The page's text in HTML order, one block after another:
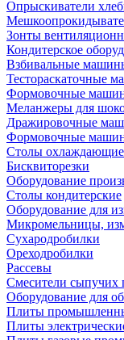
Опрыскиватели
Зонты
Кондитерское
Взбивальные
Тестораскаточные
Формовочные
Меланжеры для
Дражировочные
Формовочные
Столы охлаждающие
Бисквиторезки
Оборудование
Столы кондитерские
Оборудование для
Микромельницы,
Сухародробилки
Ореходробилки
Рассевы
Смесители сыпучих
Оборудование для
Плиты
Плиты